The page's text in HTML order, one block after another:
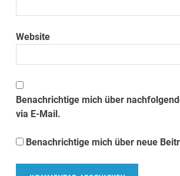
Website
Benachrichtige mich über
via E-Mail.
Benachrichtige mich über neue